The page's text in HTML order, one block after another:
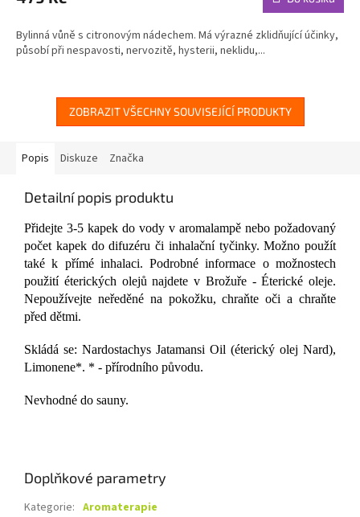
je
z
5
Bylinná vůně s citronovým nádechem. Má výrazné zklidňující účinky,
působí při nespavosti, nervozitě, hysterii, neklidu,...
ZOBRAZIT VŠECHNY SOUVISEJÍCÍ PRODUKTY
Popis Diskuze Značka
Detailní popis produktu
Přidejte 3-5 kapek do vody v aromalampě nebo požadovaný
počet kapek do difuzéru či inhalační tyčinky. Možno použít
také k přímé inhalaci. Podrobné informace o možnostech
použití éterických olejů najdete v Brožuře - Éterické oleje.
Nepoužívejte neředěné na pokožku, chraňte oči a chraňte
před dětmi.
Skládá se: Nardostachys Jatamansi Oil (éterický olej Nard),
Limonene*. * - přírodního původu.
Nevhodné do sauny.
Doplňkové parametry
Kategorie: Aromaterapie